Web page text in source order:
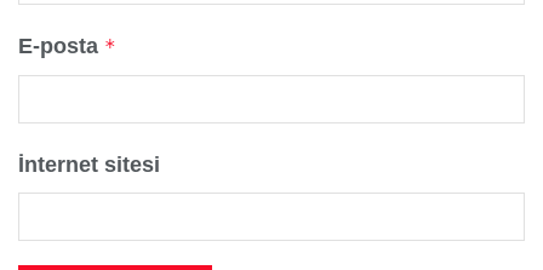
E-posta *
İnternet sitesi